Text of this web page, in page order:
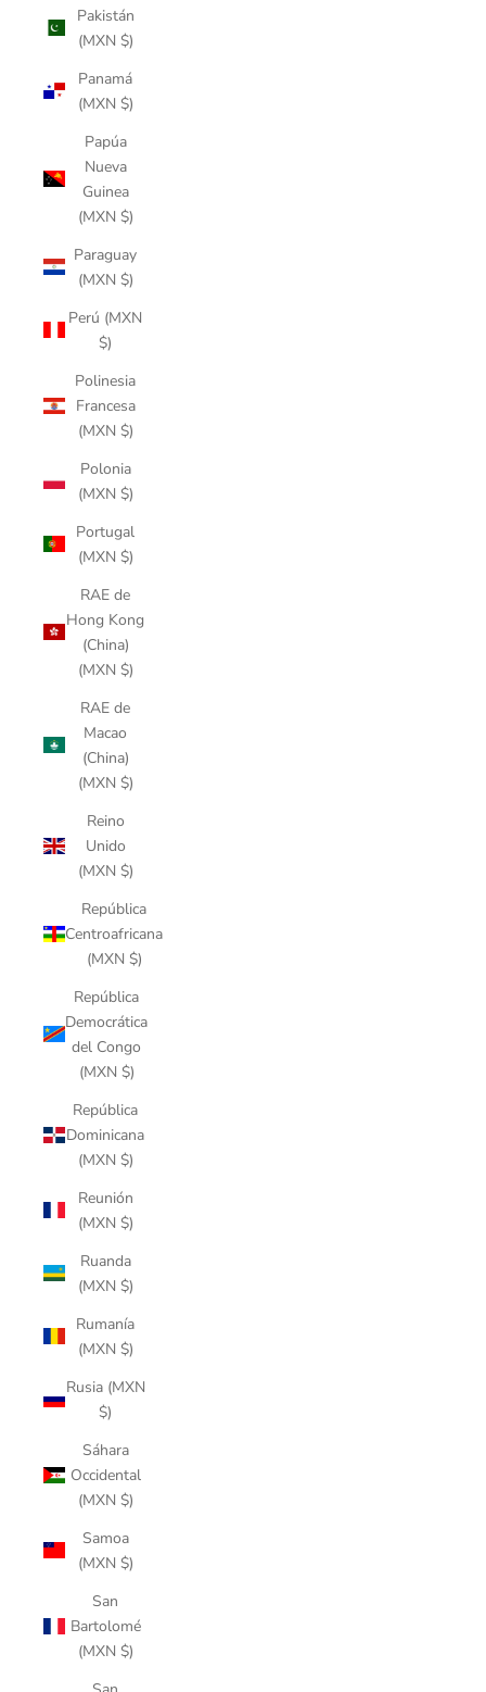
Pakistán
(MXN $)
Panamá
(MXN $)
Papúa
Nueva
Guinea
(MXN $)
Paraguay
(MXN $)
Perú (MXN
$)
Polinesia
Francesa
(MXN $)
Polonia
(MXN $)
Portugal
(MXN $)
RAE de
Hong Kong
(China)
(MXN $)
RAE de
Macao
(China)
(MXN $)
Reino
Unido
(MXN $)
República
Centroafricana
(MXN $)
República
Democrática
del Congo
(MXN $)
República
Dominicana
(MXN $)
Reunión
(MXN $)
Ruanda
(MXN $)
Rumanía
(MXN $)
Rusia (MXN
$)
Sáhara
Occidental
(MXN $)
Samoa
(MXN $)
San
Bartolomé
(MXN $)